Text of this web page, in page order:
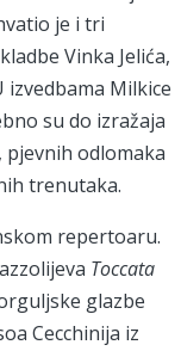
je i tri
Vinka Jelića,
izvedbama Milkice
su do izražaja
odlomaka
trenutaka.
repertoaru.
Toccata
glazbe
Cecchinija iz